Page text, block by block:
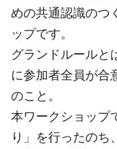
めの共通認識のつ
ップです。
グランドルールと
に参加者全員が合
のこと。
本ワークショップ
り」を⾏ったのち